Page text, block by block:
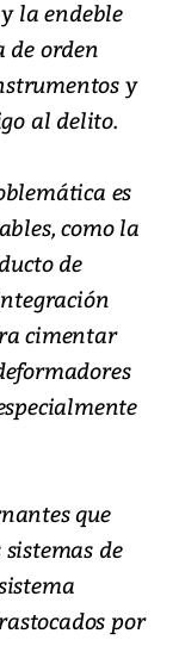
la endeble
de orden
y
al delito.
es
como la
de
cimentar
que
de
por